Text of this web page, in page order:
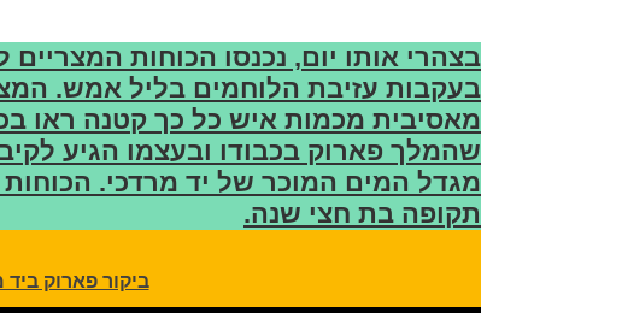
בצהרי אותו יום, נכנסו הכוחות
בעקבות עזיבת הלוחמים בליל אמש.
מאסיבית מכמות איש כל כך קטנה ראו
שהמלך פארוק בכבודו ובעצמו הגיע
מגדל המים המוכר של יד מרדכי.
תקופה בת חצי שנה.
ביקור פארוק ביד